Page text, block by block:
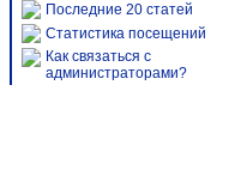
Последние 20 статей
Статистика посещений
Как связаться с
администраторами?